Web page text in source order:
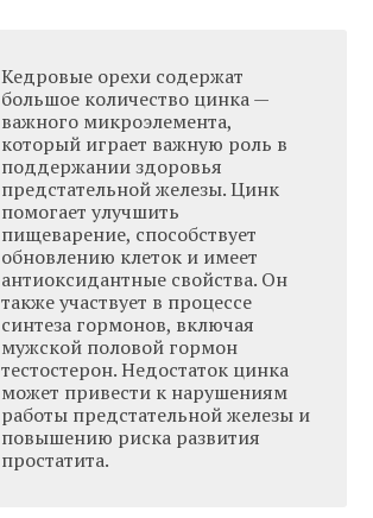
Кедровые орехи содержат
большое количество цинка —
важного микроэлемента,
который играет важную роль в
поддержании здоровья
предстательной железы. Цинк
помогает улучшить
пищеварение, способствует
обновлению клеток и имеет
антиоксидантные свойства. Он
также участвует в процессе
синтеза гормонов, включая
мужской половой гормон
тестостерон. Недостаток цинка
может привести к нарушениям
работы предстательной железы и
повышению риска развития
простатита.